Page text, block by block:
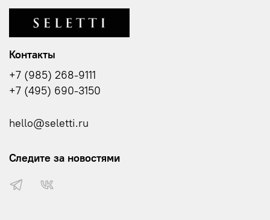
Контакты
+7 (985) 268-9111
+7 (495) 690-3150
hello@seletti.ru
Следите за новостями